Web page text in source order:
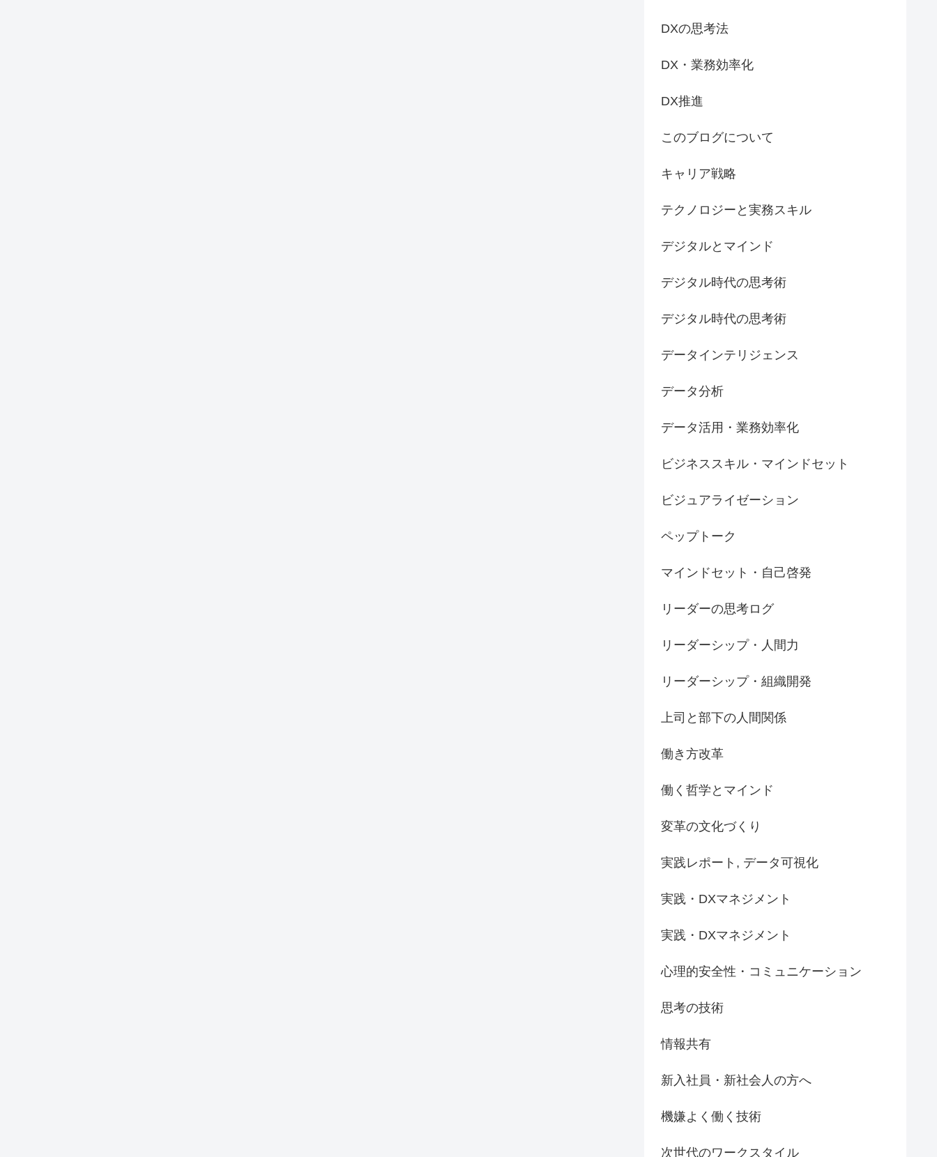
DXの思考法
DX・業務効率化
DX推進
このブログについて
キャリア戦略
テクノロジーと実務スキル
デジタルとマインド
デジタル時代の思考術
デジタル時代の思考術
データインテリジェンス
データ分析
データ活用・業務効率化
ビジネススキル・マインドセット
ビジュアライゼーション
ペップトーク
マインドセット・自己啓発
リーダーの思考ログ
リーダーシップ・人間力
リーダーシップ・組織開発
上司と部下の人間関係
働き方改革
働く哲学とマインド
変革の文化づくり
実践レポート, データ可視化
実践・DXマネジメント
実践・DXマネジメント
心理的安全性・コミュニケーション
思考の技術
情報共有
新入社員・新社会人の方へ
機嫌よく働く技術
次世代のワークスタイル